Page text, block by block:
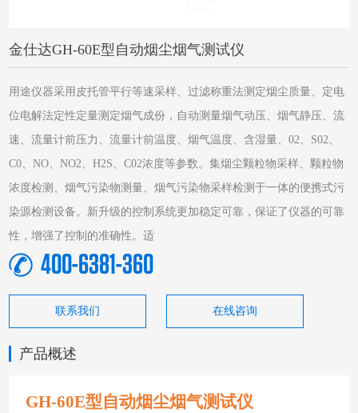
金仕达GH-60E型自动烟尘烟气测试仪
用途仪器采用皮托管平行等速采样、过滤称重法测定烟尘质量、定电
位电解法定性定量测定烟气成份，自动测量烟气动压、烟气静压、流
速、流量计前压力、流量计前温度、烟气温度、含湿量、02、S02、
C0、NO、NO2、H2S、C02浓度等参数。集烟尘颗粒物采样、颗粒物
浓度检测、烟气污染物测量、烟气污染物采样检测于一体的便携式污
染源检测设备。新升级的控制系统更加稳定可靠，保证了仪器的可靠
性，增强了控制的准确性。适
400-6381-360
联系我们 在线咨询
产品概述
GH-60E型自动烟尘烟气测试仪